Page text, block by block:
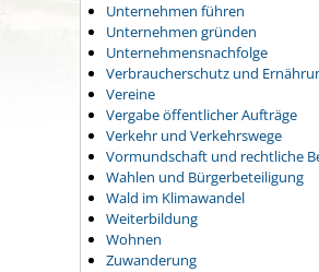
Unternehmen führen
Unternehmen gründen
Unternehmensnachfolge
Verbraucherschutz und
Vereine
Vergabe öffentlicher Aufträge
Verkehr und Verkehrswege
Vormundschaft und rechtliche
Wahlen und Bürgerbeteiligung
Wald im Klimawandel
Weiterbildung
Wohnen
Zuwanderung